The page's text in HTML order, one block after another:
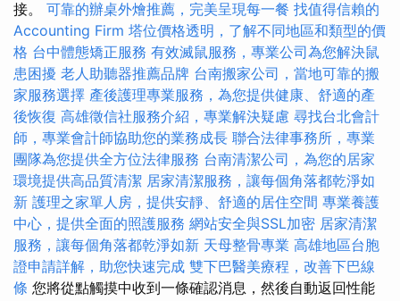
接。 可靠的辦桌外燴推薦，完美呈現每一餐 找值得信賴的
Accounting Firm 塔位價格透明，了解不同地區和類型的價
格 台中體態矯正服務 有效滅鼠服務，專業公司為您解決鼠
患困擾 老人助聽器推薦品牌 台南搬家公司，當地可靠的搬
家服務選擇 產後護理專業服務，為您提供健康、舒適的產
後恢復 高雄徵信社服務介紹，專業解決疑慮 尋找台北會計
師，專業會計師協助您的業務成長 聯合法律事務所，專業
團隊為您提供全方位法律服務 台南清潔公司，為您的居家
環境提供高品質清潔 居家清潔服務，讓每個角落都乾淨如
新 護理之家單人房，提供安靜、舒適的居住空間 專業養護
中心，提供全面的照護服務 網站安全與SSL加密 居家清潔
服務，讓每個角落都乾淨如新 天母整骨專業 高雄地區台胞
證申請詳解，助您快速完成 雙下巴醫美療程，改善下巴線
條 您將從點觸摸中收到一條確認消息，然後自動返回性能